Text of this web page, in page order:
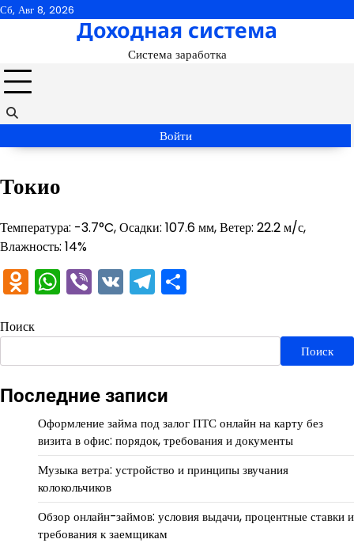
Перейти
Сб, Авг 8, 2026
Доходная система
Система заработка
Войти
Токио
Температура: -3.7°C, Осадки: 107.6 мм, Ветер: 22.2 м/с,
Влажность: 14%
Odnoklassniki
WhatsApp
Viber
VKTelegram
Поиск
Поиск
Последние записи
Оформление займа под залог ПТС онлайн на карту без
визита в офис: порядок, требования и документы
Музыка ветра: устройство и принципы звучания
колокольчиков
Обзор онлайн-займов: условия выдачи, процентные ставки и
требования к заемщикам